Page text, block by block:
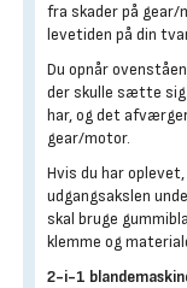
fra skader på
levetiden på din
Du opnår
der skulle sætte sig
har, og det
gear/motor.
Hvis du har
udgangsakslen
skal bruge
klemme og
2-i-1